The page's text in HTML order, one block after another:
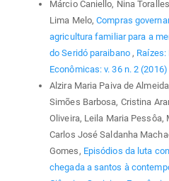
Márcio Caniello, Nina
Lima Melo,Compras
agricultura familiar para a
do Seridó paraibano ,
Econômicas: v. 36 n. 2 (2016)
Alzira Maria Paiva de
Simões Barbosa, Cristina
Oliveira, Leila Maria Pessôa,
Carlos José Saldanha
Gomes, Episódios da luta
chegada a santos à